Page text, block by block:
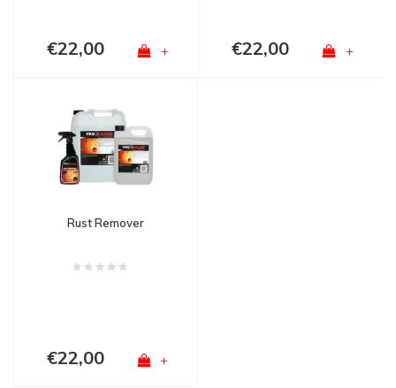
€22,00 + €22,00 +
Rust Remover
€22,00 +